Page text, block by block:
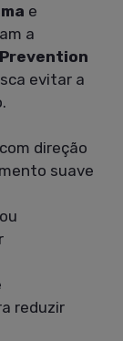
e
a
evitar a
direção
suave
reduzir